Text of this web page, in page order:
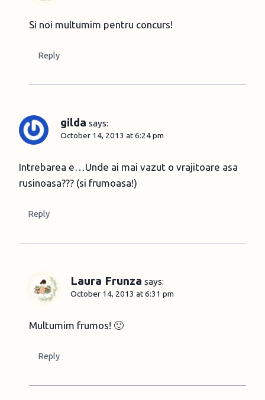
Si noi multumim pentru concurs!
Reply
gilda says:
October 14, 2013 at 6:24 pm
Intrebarea e…Unde ai mai vazut o vrajitoare asa
rusinoasa??? (si frumoasa!)
Reply
Laura Frunza says:
October 14, 2013 at 6:31 pm
Multumim frumos! 🙂
Reply